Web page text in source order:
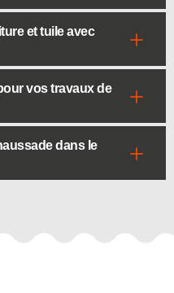
et tuile avec
vos travaux de
dans le